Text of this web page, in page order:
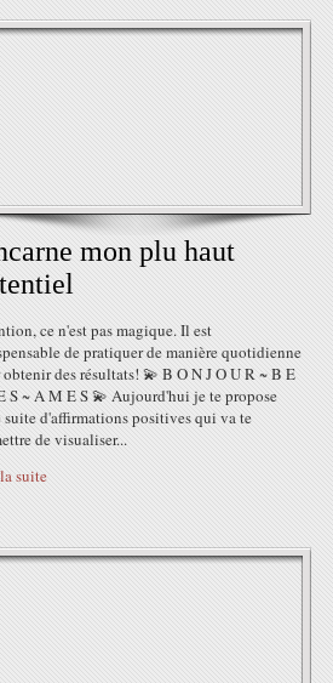
mon plu haut
ce n'est pas magique. Il est
de pratiquer de manière quotidienne
des résultats! 💫 B O N J O U R ~ B E
S ~ A M E S 💫 Aujourd'hui je te propose
suite d'affirmations positives qui va te
de visualiser...
suite